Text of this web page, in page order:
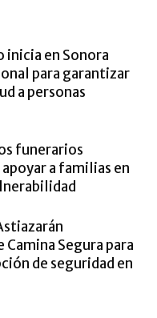
en Sonora
para garantizar
a personas
funerarios
a familias en
Segura para
de seguridad en